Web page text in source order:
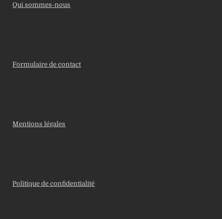
Qui sommes-nous
Formulaire de contact
Mentions légales
Politique de confidentialité